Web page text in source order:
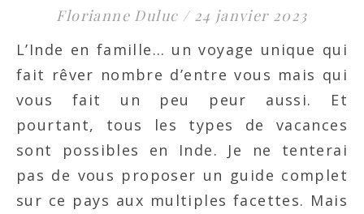
Florianne Duluc / 24 janvier 2023
L’Inde en famille… un voyage unique qui
fait rêver nombre d’entre vous mais qui
vous fait un peu peur aussi. Et
pourtant, tous les types de vacances
sont possibles en Inde. Je ne tenterai
pas de vous proposer un guide complet
sur ce pays aux multiples facettes. Mais